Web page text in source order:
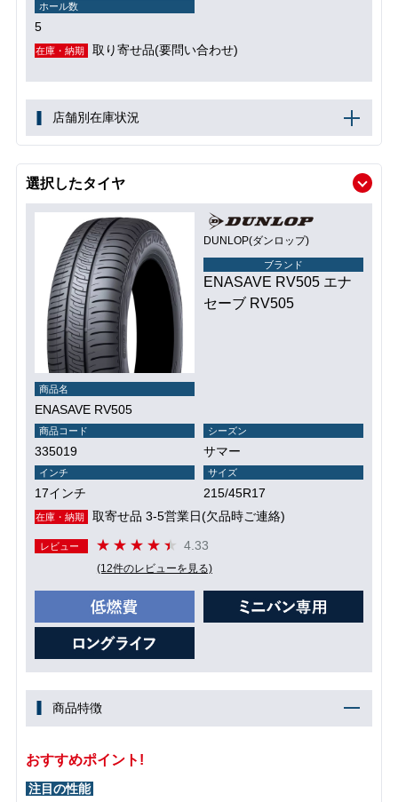
ホール数
5
在庫・納期 取り寄せ品(要問い合わせ)
店舗別在庫状況
選択したタイヤ
DUNLOP(ダンロップ)
ブランド
ENASAVE RV505 エナ
セーブ RV505
商品名
ENASAVE RV505
商品コード
335019
シーズン
サマー
インチ
17インチ
サイズ
215/45R17
在庫・納期 取寄せ品 3-5営業日(欠品時ご連絡)
レビュー 4.33
(12件のレビューを見る)
商品特徴
おすすめポイント!
注目の性能